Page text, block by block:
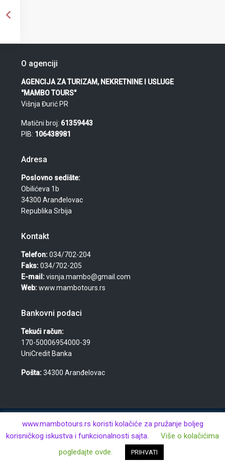
O agenciji
AGENCIJA ZA TURIZAM, NEKRETNINE I USLUGE
"MAMBO TOURS"
Višnja Đurić PR
Matični broj: 61359443
PIB: 106438981
Adresa
Poslovno sedište:
Obilićeva 1b
34300 Aranđelovac
Republika Srbija
Kontakt
Telefon:034/702-204
Faks:034/702-205
E-mail:visnja.mambo@gmail.com
Web:www.mambotours.rs
Bankovni podaci
Tekući račun:
170-50006954000-39
UniCredit Banka
Pošta:34300 Aranđelovac
Tours" — Višnja Đurić PR · Aranđelovac · MB: 61359443 · PIB:
www.mambotours.rs koristi kolačiće za pružanje boljeg
korisničkog iskustva i funkcionalnosti sajta.
Više o kolačićima
pogledajte ovde.
PRIHVATI